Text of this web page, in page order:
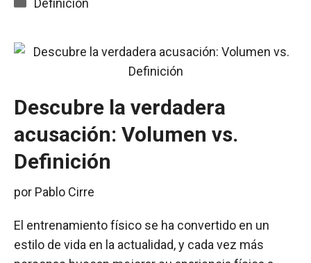
Definicion
Descubre la verdadera
acusación: Volumen vs.
Definición
por Pablo Cirre
El entrenamiento físico se ha convertido en un
estilo de vida en la actualidad, y cada vez más